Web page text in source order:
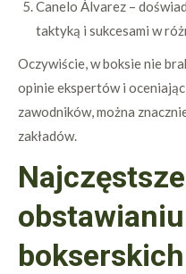
Canelo Álvarez –
taktyką i sukcesami w
Oczywiście, w boksie nie
opinie ekspertów i
zawodników, można
zakładów.
bokserskich